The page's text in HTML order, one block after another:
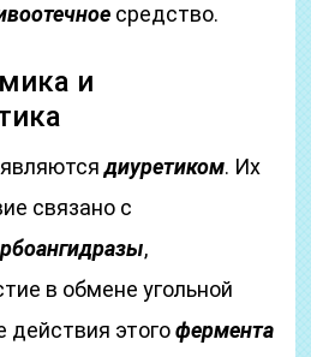
средство.
и
диуретиком. Их
связано с
,
в обмене угольной
действия этогофермента